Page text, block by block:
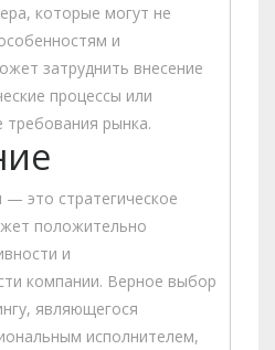
которые могут не
и
затруднить внесение
процессы или
рынка.
— это стратегическое
положительно
и
компании. Верное выбор
являющегося
исполнителем,